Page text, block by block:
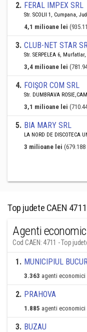
2. FERAL IMPEX SRL
Str. SCOLII 1, Cumpana,
4,1 milioane lei
3. CLUB-NET STAR
Str. SERPELEA 6,
3,4 milioane lei
4. FOIŞOR COM SRL
Str. DUMBRAVA
3,1 milioane lei
5. BIA MARY SRL
LA NORD DE DISCOTECA
3 milioane lei
Top judete CAEN 4711
Agenti
Cod CAEN: 4711 - Top
1. MUNICIPIUL
3.363 agenti economici
2. PRAHOVA
1.885 agenti economici
3. BUZAU